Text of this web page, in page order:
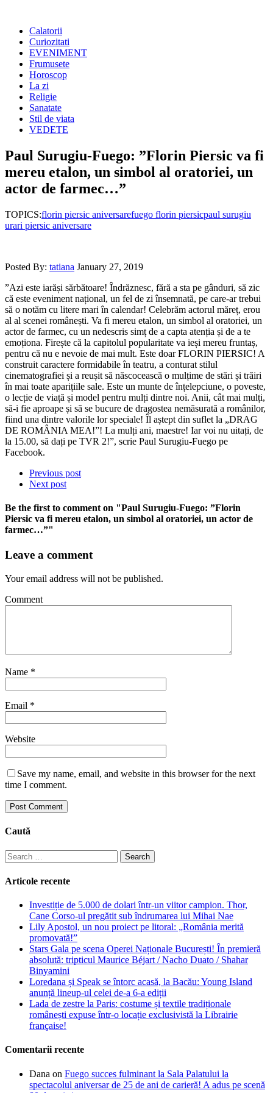
Calatorii
Curiozitati
EVENIMENT
Frumusete
Horoscop
La zi
Religie
Sanatate
Stil de viata
VEDETE
Paul Surugiu-Fuego: ”Florin Piersic va fi
mereu etalon, un simbol al oratoriei, un
actor de farmec…”
TOPICS:florin piersic aniversarefuego florin piersicpaul surugiu
urari piersic aniversare
Posted By: tatiana January 27, 2019
”Azi este iarăși sărbătoare! Îndrăznesc, fără a sta pe gânduri, să zic
că este eveniment național, un fel de zi însemnată, pe care-ar trebui
să o notăm cu litere mari în calendar! Celebrăm actorul măreț, erou
al al scenei românești. Va fi mereu etalon, un simbol al oratoriei, un
actor de farmec, cu un nedescris simț de a capta atenția și de a te
emoționa. Firește că la capitolul popularitate va ieși mereu fruntaș,
pentru că nu e nevoie de mai mult. Este doar FLORIN PIERSIC! A
construit caractere formidabile în teatru, a conturat stilul
cinematografiei și a reușit să născocească o mulțime de stări și trăiri
în mai toate aparițiile sale. Este un munte de înțelepciune, o poveste,
o lecție de viață și model pentru mulți dintre noi. Anii, cât mai mulți,
să-i fie aproape și să se bucure de dragostea nemăsurată a românilor,
fiind una dintre valorile lor speciale! Îl aștept din suflet la „DRAG
DE ROMÂNIA MEA!”! La mulți ani, maestre! Iar voi nu uitați, de
la 15.00, să dați pe TVR 2!”, scrie Paul Surugiu-Fuego pe
Facebook.
Previous post
Next post
Be the first to comment on "Paul Surugiu-Fuego: ”Florin
Piersic va fi mereu etalon, un simbol al oratoriei, un actor de
farmec…”"
Leave a comment
Your email address will not be published.
Comment
Name *
Email *
Website
Save my name, email, and website in this browser for the next
time I comment.
Caută
Search
for:
Articole recente
Investiție de 5.000 de dolari într-un viitor campion. Thor,
Cane Corso-ul pregătit sub îndrumarea lui Mihai Nae
Lily Apostol, un nou proiect pe litoral: „România merită
promovată!”
Stars Gala pe scena Operei Naționale București! În premieră
absolută: tripticul Maurice Béjart / Nacho Duato / Shahar
Binyamini
Loredana și Speak se întorc acasă, la Bacău: Young Island
anunță lineup-ul celei de-a 6-a ediții
Lada de zestre la Paris: costume și textile tradiționale
românești expuse într-o locație exclusivistă la Librairie
française!
Comentarii recente
Dana on Fuego succes fulminant la Sala Palatului la
spectacolul aniversar de 25 de ani de carieră! A adus pe scenă